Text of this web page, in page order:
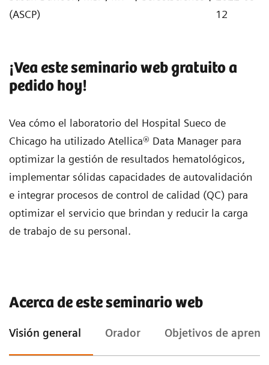
(ASCP)
12
¡Vea este seminario web gratuito a
pedido hoy!
Vea cómo el laboratorio del Hospital Sueco de
Chicago ha utilizado Atellica® Data Manager para
optimizar la gestión de resultados hematológicos,
implementar sólidas capacidades de autovalidación
e integrar procesos de control de calidad (QC) para
optimizar el servicio que brindan y reducir la carga
de trabajo de su personal.
Acerca de este seminario web
Visión general Orador Objetivos de